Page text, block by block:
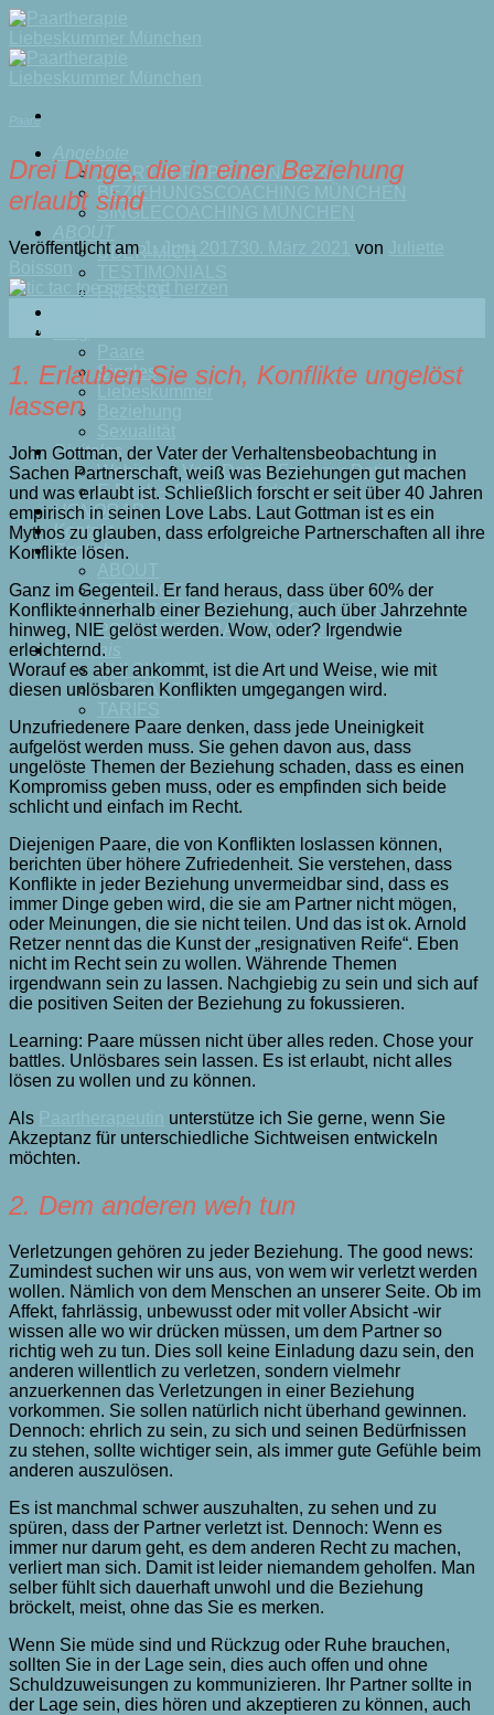
Skip
content
PAARTHERAPIE MÜNCHEN
BEZIEHUNGSCOACHING MÜNCHEN
SINGLECOACHING MÜNCHEN
ÜBER MICH
Singles
Digitales
Webinar – Vom Dating Frust zur Dating Lust
E-Book – SMS, die wirken
HONORAR
Kontakt
English
CONTACT
COSTS FOR COACHING, COUNSELLING &
PSYCHOTHERAPY IN ENGLISH
Français
QUI SUIS-JE
CONTACT
Paare
Drei Dinge, die in einer Beziehung
erlaubt sind
Veröffentlicht am von
Juni
1. Erlauben Sie sich, Konflikte ungelöst
lassen
John Gottman, der Vater der Verhaltensbeobachtung in
Sachen Partnerschaft, weiß was Beziehungen gut machen
und was erlaubt ist. Schließlich forscht er seit über 40 Jahren
empirisch in seinen Love Labs. Laut Gottman ist es ein
Mythos zu glauben, dass erfolgreiche Partnerschaften all ihre
Konflikte lösen.
Ganz im Gegenteil. Er fand heraus, dass über 60% der
Konflikte innerhalb einer Beziehung, auch über Jahrzehnte
hinweg, NIE gelöst werden. Wow, oder? Irgendwie
erleichternd.
Worauf es aber ankommt, ist die Art und Weise, wie mit
diesen unlösbaren Konflikten umgegangen wird.
Unzufriedenere Paare denken, dass jede Uneinigkeit
aufgelöst werden muss. Sie gehen davon aus, dass
ungelöste Themen der Beziehung schaden, dass es einen
Kompromiss geben muss, oder es empfinden sich beide
schlicht und einfach im Recht.
Diejenigen Paare, die von Konflikten loslassen können,
berichten über höhere Zufriedenheit. Sie verstehen, dass
Konflikte in jeder Beziehung unvermeidbar sind, dass es
immer Dinge geben wird, die sie am Partner nicht mögen,
oder Meinungen, die sie nicht teilen. Und das ist ok. Arnold
Retzer nennt das die Kunst der „resignativen Reife“. Eben
nicht im Recht sein zu wollen. Währende Themen
irgendwann sein zu lassen. Nachgiebig zu sein und sich auf
die positiven Seiten der Beziehung zu fokussieren.
Learning: Paare müssen nicht über alles reden. Chose your
battles. Unlösbares sein lassen. Es ist erlaubt, nicht alles
lösen zu wollen und zu können.
Als
unterstütze ich Sie gerne, wenn Sie
Akzeptanz für unterschiedliche Sichtweisen entwickeln
möchten.
2. Dem anderen weh tun
Verletzungen gehören zu jeder Beziehung. The good news:
Zumindest suchen wir uns aus, von wem wir verletzt werden
wollen. Nämlich von dem Menschen an unserer Seite. Ob im
Affekt, fahrlässig, unbewusst oder mit voller Absicht -wir
wissen alle wo wir drücken müssen, um dem Partner so
richtig weh zu tun. Dies soll keine Einladung dazu sein, den
anderen willentlich zu verletzen, sondern vielmehr
anzuerkennen das Verletzungen in einer Beziehung
vorkommen. Sie sollen natürlich nicht überhand gewinnen.
Dennoch: ehrlich zu sein, zu sich und seinen Bedürfnissen
zu stehen, sollte wichtiger sein, als immer gute Gefühle beim
anderen auszulösen.
Es ist manchmal schwer auszuhalten, zu sehen und zu
spüren, dass der Partner verletzt ist. Dennoch: Wenn es
immer nur darum geht, es dem anderen Recht zu machen,
verliert man sich. Damit ist leider niemandem geholfen. Man
selber fühlt sich dauerhaft unwohl und die Beziehung
bröckelt, meist, ohne das Sie es merken.
Wenn Sie müde sind und Rückzug oder Ruhe brauchen,
sollten Sie in der Lage sein, dies auch offen und ohne
Schuldzuweisungen zu kommunizieren. Ihr Partner sollte in
der Lage sein, dies hören und akzeptieren zu können, auch